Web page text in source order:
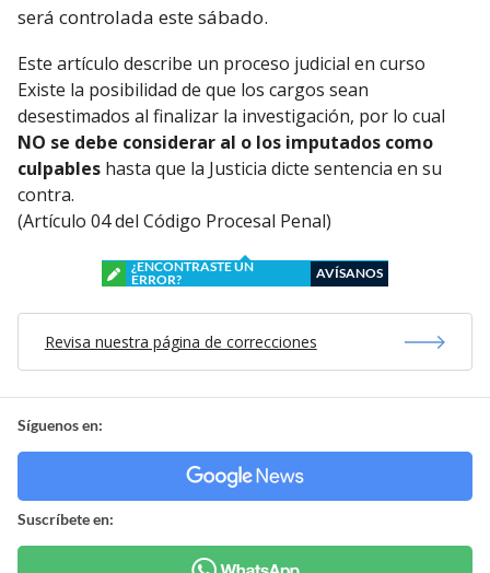
será controlada este sábado.
Este artículo describe un proceso judicial en curso
Existe la posibilidad de que los cargos sean
desestimados al finalizar la investigación, por lo cual
NO se debe considerar al o los imputados como
culpables hasta que la Justicia dicte sentencia en su
contra.
(Artículo 04 del Código Procesal Penal)
¿ENCONTRASTE UN
ERROR?
AVÍSANOS
Revisa nuestra página de correcciones
Síguenos en:
Suscríbete en: